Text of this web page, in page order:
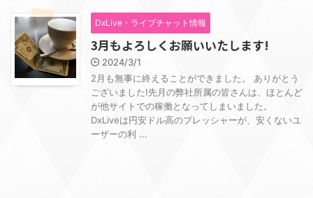
DxLive・ライブチャット情報
3月もよろしくお願いいたします!
2024/3/1
2月も無事に終えることができました。 ありがとう
ございました!先月の弊社所属の皆さんは、ほとんど
が他サイトでの稼働となってしまいました。
DxLiveは円安ドル高のプレッシャーが、安くないユ
ーザーの利 ...